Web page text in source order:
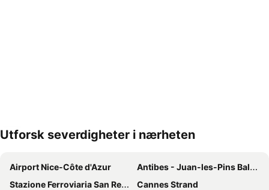
Utforsk severdigheter i nærheten
Airport Nice-Côte d'Azur
Antibes - Juan-les-Pins Balnéaires
Stazione Ferroviaria San Remo
Cannes Strand